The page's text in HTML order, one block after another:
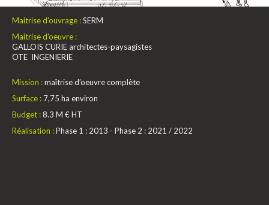
Maitrise d'ouvrage :SERM
Maitrise d'oeuvre :
GALLOIS CURIE architectes-paysagistes
OTE INGENIERIE
Mission :maîtrise d’oeuvre complète
Surface : 7,75 ha environ
Budget :8.3 M € HT
Réalisation :Phase 1 : 2013 - Phase 2 : 2021 / 2022